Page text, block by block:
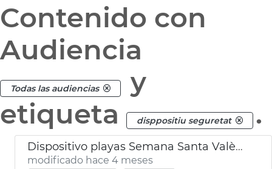
Contenido con
Audiencia
Todas las audiencias
y
etiqueta
disppositiu seguretat .
Dispositivo playas Semana Santa València
modificado hace 4 meses